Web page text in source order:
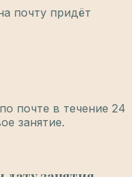
почту придёт
почте в течение 24
занятие.